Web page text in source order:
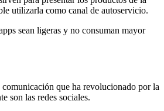
utilizarla como canal de autoservicio.
sean ligeras y no consuman mayor
comunicación que ha revolucionado por la
son las redes sociales.